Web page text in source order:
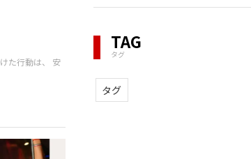
た行動は、 安
TAG
タグ
タグ